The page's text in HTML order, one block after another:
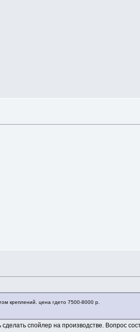
креплений. цена гдето 7500-8000 р.
спойлер на производстве. Вопрос